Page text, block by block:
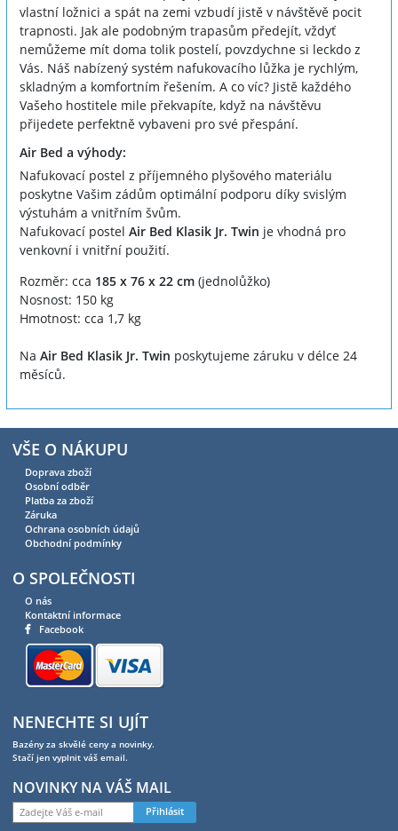
vlastní ložnici a spát na zemi vzbudí jistě v návštěvě pocit
trapnosti. Jak ale podobným trapasům předejít, vždyť
nemůžeme mít doma tolik postelí, povzdychne si leckdo z
Vás. Náš nabízený systém nafukovacího lůžka je rychlým,
skladným a komfortním řešením. A co víc? Jistě každého
Vašeho hostitele mile překvapíte, když na návštěvu
přijedete perfektně vybaveni pro své přespání.
Air Bed a výhody:
Nafukovací postel z příjemného plyšového materiálu
poskytne Vašim zádům optimální podporu díky svislým
výstuhám a vnitřním švům.
Nafukovací postel Air Bed Klasik Jr. Twin je vhodná pro
venkovní i vnitřní použití.
Rozměr: cca 185 x 76 x 22 cm (jednolůžko)
Nosnost: 150 kg
Hmotnost: cca 1,7 kg
Na Air Bed Klasik Jr. Twin poskytujeme záruku v délce 24
měsíců.
VŠE O NÁKUPU
Doprava zboží
Osobní odběr
Platba za zboží
Záruka
Ochrana osobních údajů
Obchodní podmínky
O SPOLEČNOSTI
O nás
Kontaktní informace
Facebook
NENECHTE SI UJÍT
Bazény za skvělé ceny a novinky.
Stačí jen vyplnit váš email.
NOVINKY NA VÁŠ MAIL
Přihlásit